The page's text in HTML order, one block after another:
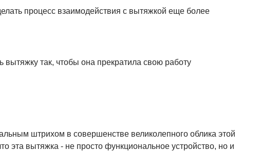
процесс взаимодействия с вытяжкой еще более
так, чтобы она прекратила свою работу
штрихом в совершенстве великолепного облика этой
эта вытяжка - не просто функциональное устройство, но и